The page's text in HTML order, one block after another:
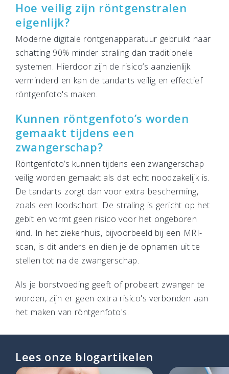
Hoe veilig zijn röntgenstralen
eigenlijk?
Moderne digitale röntgenapparatuur gebruikt naar
schatting 90% minder straling dan traditionele
systemen. Hierdoor zijn de risico’s aanzienlijk
verminderd en kan de tandarts veilig en effectief
röntgenfoto's maken.
Kunnen röntgenfoto’s worden
gemaakt tijdens een
zwangerschap?
Röntgenfoto’s kunnen tijdens een zwangerschap
veilig worden gemaakt als dat echt noodzakelijk is.
De tandarts zorgt dan voor extra bescherming,
zoals een loodschort. De straling is gericht op het
gebit en vormt geen risico voor het ongeboren
kind. In het ziekenhuis, bijvoorbeeld bij een MRI-
scan, is dit anders en dien je de opnamen uit te
stellen tot na de zwangerschap.
Als je borstvoeding geeft of probeert zwanger te
worden, zijn er geen extra risico's verbonden aan
het maken van röntgenfoto's.
Lees onze blogartikelen